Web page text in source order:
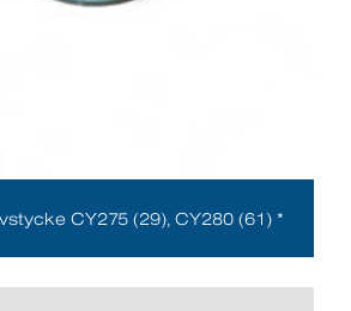
CY275 (29), CY280 (61) *